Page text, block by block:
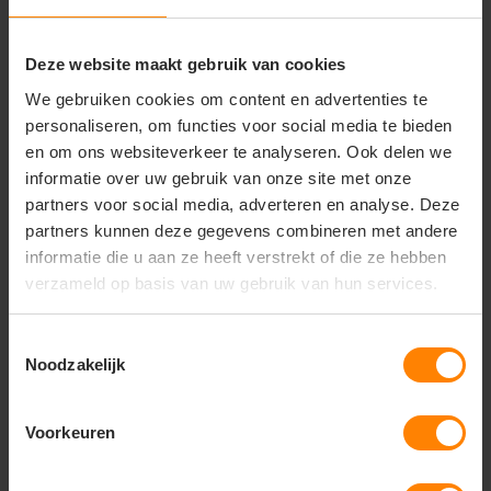
Deze website maakt gebruik van cookies
We gebruiken cookies om content en advertenties te
personaliseren, om functies voor social media te bieden
en om ons websiteverkeer te analyseren. Ook delen we
informatie over uw gebruik van onze site met onze
partners voor social media, adverteren en analyse. Deze
partners kunnen deze gegevens combineren met andere
informatie die u aan ze heeft verstrekt of die ze hebben
verzameld op basis van uw gebruik van hun services.
Noodzakelijk
Voorkeuren
Unieke eigenschappen
Geschikt als schoolpolo, sportpolo of
Kleurvast en vormvast, ook na veelvuldig wassen
Comfortabel en representatief
Onder voorbehoud van
productveranderingen
klantenservice
call